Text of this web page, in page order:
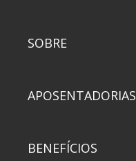
SOBRE
APOSENTADORIAS
BENEFÍCIOS